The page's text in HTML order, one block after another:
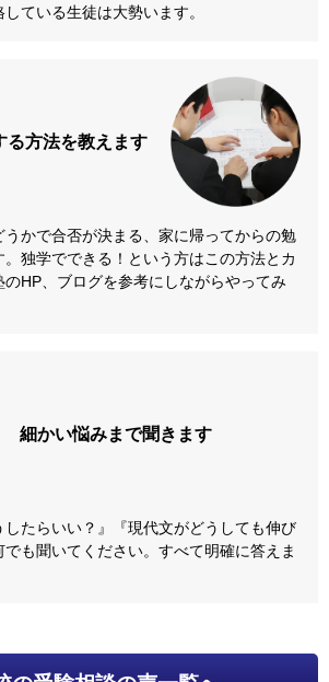
ている生徒は大勢います。
る方法を教えます
うかで合否が決まる、家に帰ってからの勉
独学でできる！という方はこの方法とカ
のHP、ブログを参考にしながらやってみ
細かい悩みまで聞きます
したらいい？』『現代文がどうしても伸び
も聞いてください。すべて明確に答えま